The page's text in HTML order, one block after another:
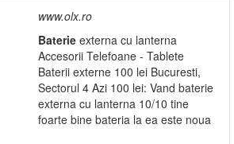
www.olx.ro
Baterie externa cu lanterna
Accesorii Telefoane - Tablete
Baterii externe 100 lei Bucuresti,
Sectorul 4 Azi 100 lei: Vand baterie
externa cu lanterna 10/10 tine
foarte bine bateria la ea este noua